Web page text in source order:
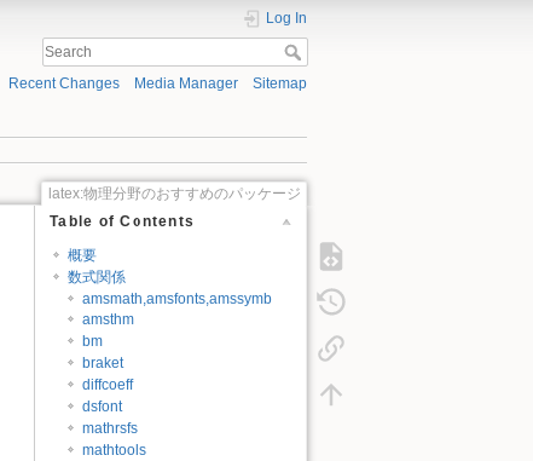
Log In
Recent Changes Media Manager Sitemap
latex:物理分野のおすすめのパッケージ
Table of Contents
概要
数式関係
amsmath,amsfonts,amssymb
amsthm
bm
braket
diffcoeff
dsfont
mathrsfs
mathtools